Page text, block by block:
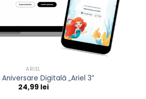
ARIEL
Digitală „Ariel 3”
24,99 lei